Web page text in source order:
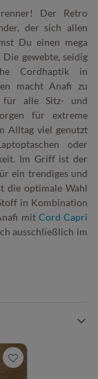
Der Retro
der sich allen
Du einen mega
gewebte, seidig
Cordhaptik in
macht Anafi zu
für alle Sitz- und
für extreme
Alltag viel genutzt
oder
Im Griff ist der
ein trendiges und
die optimale Wahl
in Kombination
mit Cord Capri
ausschließlich im